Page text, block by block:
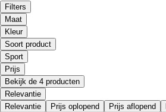
Filters
Maat
Kleur
Soort product
Sport
Prijs
Bekijk de 4 producten
Relevantie
Relevantie
Prijs oplopend Prijs aflopend